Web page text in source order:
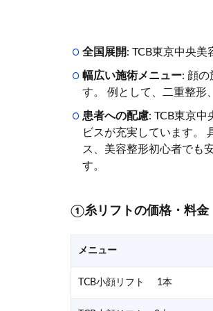
全国展開: TCB東京中央美
幅広い施術メニュー: 顔の
す。 例として、二重整形
患者への配慮: TCB東京
ビスが充実しています。
ス、美容整形初心者でも
す。
①糸リフトの価格・料金
メニュー
TCB小顔リフト 1本